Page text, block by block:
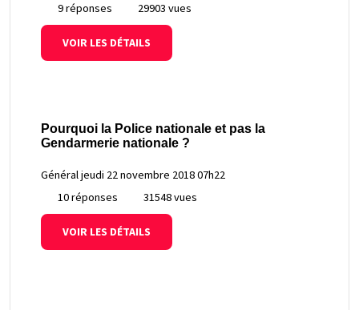
9 réponses
29903 vues
VOIR LES DÉTAILS
Pourquoi la Police nationale et pas la
Gendarmerie nationale ?
Généraljeudi 22 novembre 2018 07h22
10 réponses
31548 vues
VOIR LES DÉTAILS